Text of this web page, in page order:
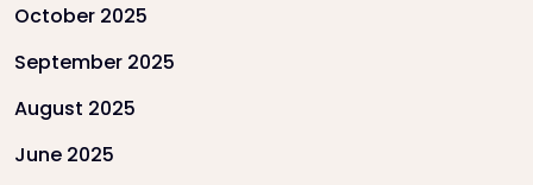
October 2025
September 2025
August 2025
June 2025